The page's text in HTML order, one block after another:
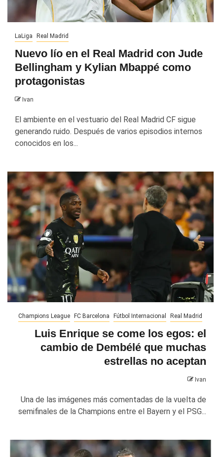
LaLiga Real Madrid
Nuevo lío en el Real Madrid con Jude
Bellingham y Kylian Mbappé como
protagonistas
Ivan
El ambiente en el vestuario del Real Madrid CF sigue
generando ruido. Después de varios episodios internos
conocidos en los...
Champions League FC Barcelona Fútbol Internacional Real Madrid
Luis Enrique se come los egos: el
cambio de Dembélé que muchas
estrellas no aceptan
Ivan
Una de las imágenes más comentadas de la vuelta de
semifinales de la Champions entre el Bayern y el PSG...